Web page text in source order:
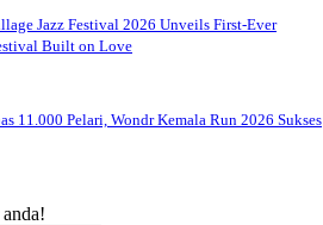
Jazz Festival 2026 Unveils First-Ever
Built on Love
11.000 Pelari, Wondr Kemala Run 2026 Sukses